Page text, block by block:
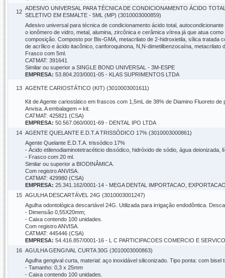
12
ADESIVO UNIVERSAL PARA TÉCNICA DE CONDICIONAMENTO ÁCIDO
SELETIVO EM ESMALTE - 5ML (MP) (3010003000859)
Adesivo universal para técnica de condicionamento ácido total,
o ionômero de vidro, metal, alumina, zircônica e cerâmica vítrea já que atua
composição. Composto por Bis-GMA, metacrilato de 2-hidroxietila, sílica tratada
de acrílico e ácido itacônico, canforoquinona, N,N-dimetilbenzocaína, metacrilato
Frasco com 5ml.
CATMAT: 391641
Similar ou superior a SINGLE BOND UNIVERSAL - 3M-ESPE
EMPRESA: 53.804.203/0001-05 - KLAS SUPRIMENTOS LTDA
13 AGENTE CARIOSTÁTICO (KIT) (3010003001611)
Kit de Agente cariostático em frascos com 1,5mL de 38% de Diamino Fluoreto
Anvisa. A embalagem = kit.
CATMAT: 425821 (CSA)
EMPRESA: 50.567.060/0001-69 - DENTAL IPO LTDA
14 AGENTE QUELANTE E.D.T.A TRISSÓDICO 17% (3010003000861)
Agente Quelante E.D.T.A. trissódico 17%
- Ácido etilenodiaminotetracéticio dissódico, hidróxido de sódio, água deionizada,
- Frasco com 20 ml.
Similar ou superior a BIODINÂMICA.
Com registro ANVISA.
CATMAT: 429980 (CSA)
EMPRESA: 25.341.162/0001-14 - MEGA DENTAL IMPORTACAO,
15 AGULHA DESCARTÁVEL 24G (3010003001247)
Agulha odontológica descartável 24G. Utilizada para irrigação endodôntica.
- Dimensão 0,55X20mm;
- Caixa contendo 100 unidades.
Com registro ANVISA.
CATMAT: 445446 (CSA)
EMPRESA: 54.416.857/0001-16 - L C PARTICIPACOES COMERCIO E
16 AGULHA GENGIVAL CURTA 30G (3010003000863)
Agulha gengival curta, material: aço inoxidável siliconizado. Tipo ponta: com bisel
- Tamanho: 0,3 x 25mm
- Caixa contendo 100 unidades.